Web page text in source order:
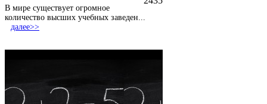
В мире существует огромное
количество высших учебных заведен
далее>>